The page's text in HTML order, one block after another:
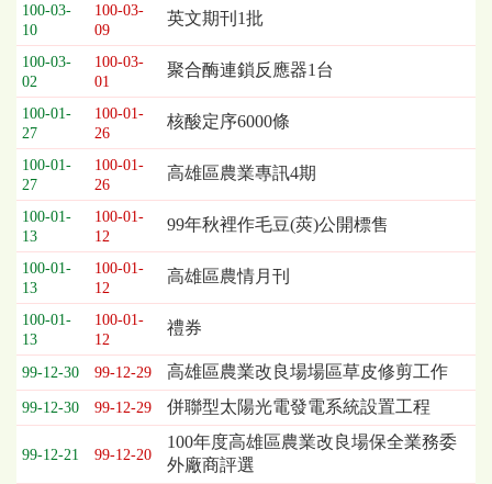
標
日
期、
公
告
事
項
100-03-
10
100-03-
09
英文期刊1批
100-03-
02
100-03-
01
聚合酶連鎖反應器1台
100-01-
27
100-01-
26
核酸定序6000條
100-01-
27
100-01-
26
高雄區農業專訊4期
100-01-
13
100-01-
12
99年秋裡作毛豆(莢)公開標售
100-01-
13
100-01-
12
高雄區農情月刊
100-01-
13
100-01-
12
禮券
99-12-30 99-12-29 高雄區農業改良場場區草皮修剪工作
99-12-30 99-12-29 併聯型太陽光電發電系統設置工程
99-12-21 99-12-20
100年度高雄區農業改良場保全業務委
外廠商評選